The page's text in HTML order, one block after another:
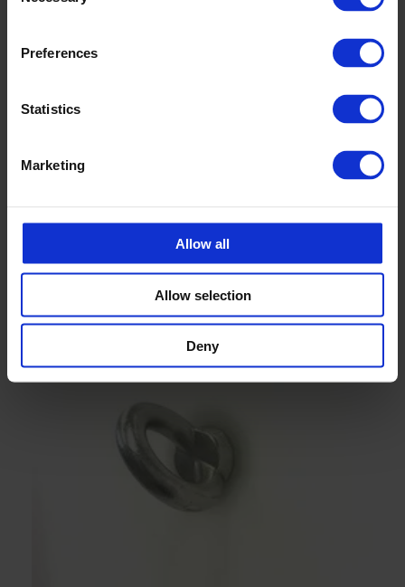
Preferences
Statistics
Marketing
Allow all
Allow selection
Deny
Säiliön sisäpuolelta hitsatut liitännät